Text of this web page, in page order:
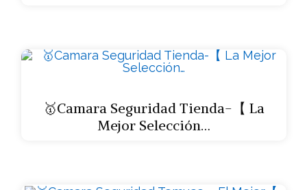
🥇Camara Seguridad Tienda-【 La
Mejor Selección…